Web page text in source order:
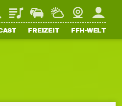
PlaylistStaupilotWetterWebcamMein FFH
FREIZEIT FFH-WELT